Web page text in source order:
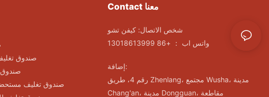
صندوق
صندوق
صندوق تغليف
Contact معنا
شخص الاتصال: كيفن تشو
واتس اب ： +86 13018613999
إضافة:
رقم 4، طريق Zhenlang، مجتمع Wusha، مدينة
Chang'an، مدينة Dongguan، مقاطعة